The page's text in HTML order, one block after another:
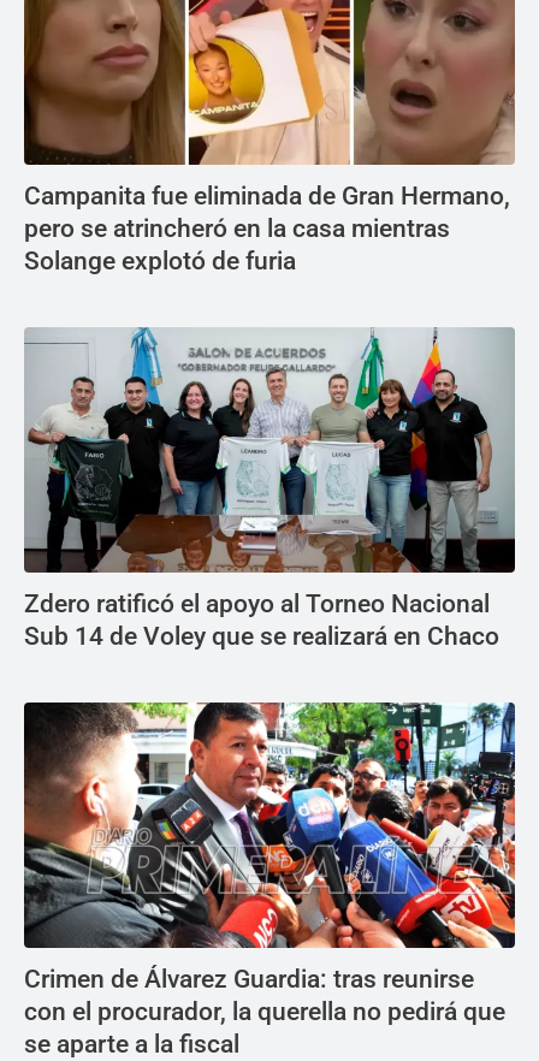
Campanita fue eliminada de Gran Hermano,
pero se atrincheró en la casa mientras
Solange explotó de furia
Zdero ratificó el apoyo al Torneo Nacional
Sub 14 de Voley que se realizará en Chaco
Crimen de Álvarez Guardia: tras reunirse
con el procurador, la querella no pedirá que
se aparte a la fiscal